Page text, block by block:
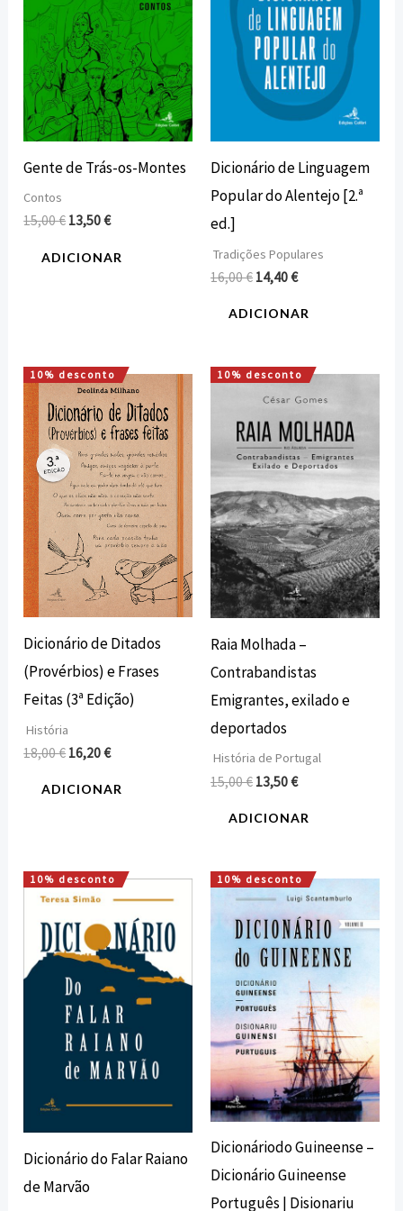
Gente de Trás-os-Montes
Contos
15,00€ 13,50€
ADICIONAR
Dicionário de Linguagem
Popular do Alentejo [2.ª
ed.]
Tradições Populares
16,00€ 14,40€
ADICIONAR
10% desconto
Dicionário de Ditados
(Provérbios) e Frases
Feitas (3ª Edição)
História
18,00€
O
preço
original
era:
18,00 €.
16,20€
O
preço
atual
é:
16,20 €.
ADICIONAR
10% desconto
Raia Molhada –
Contrabandistas
Emigrantes, exilado e
deportados
História de Portugal
15,00€
O
preço
era:
15,00 €.
13,50€
O
preço
13,50 €.
ADICIONAR
10% desconto
Dicionário do Falar Raiano
de Marvão
O
preço
original
era:
12,00 €.
O
preço
atual
é:
10,80 €.
10% desconto
Dicionáriodo Guineense –
Dicionário Guineense
Português | Disionariu
O
preço
original
era:
37,10 €.
O
preço
atual
é:
33,39 €.